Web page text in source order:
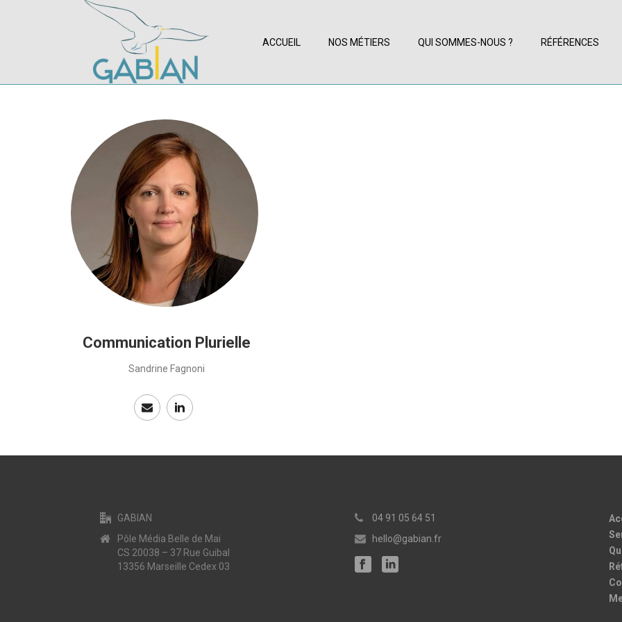
ACCUEIL NOS MÉTIERS QUI SOMMES-NOUS ? RÉFÉRENCES
Communication Plurielle
Sandrine Fagnoni
GABIAN
Pôle Média Belle de Mai
CS 20038 – 37 Rue Guibal
13356 Marseille Cedex 03
04 91 05 64 51
hello@gabian.fr